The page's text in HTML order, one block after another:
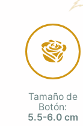
Tamaño de
Botón:
5.5-6.0 cm